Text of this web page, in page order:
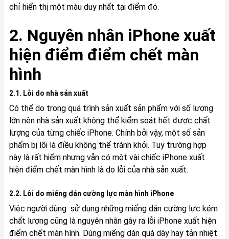
chỉ hiển thị một màu duy nhất tại điểm đó.
2. Nguyên nhân iPhone xuất
hiện điểm điểm chết màn
hình
2.1. Lỗi do nhà sản xuất
Có thể do trong quá trình sản xuất sản phẩm với số lượng
lớn nên nhà sản xuất không thể kiểm soát hết được chất
lượng của từng chiếc iPhone. Chính bởi vậy, một số sản
phẩm bị lỗi là điều không thể tránh khỏi. Tuy trường hợp
này là rất hiếm nhưng vẫn có một vài chiếc iPhone xuất
hiện điểm chết màn hình là do lỗi của nhà sản xuất.
2.2. Lỗi do miếng dán cường lực màn hình iPhone
Việc người dùng sử dụng những miếng dán cường lực kém
chất lượng cũng là nguyên nhân gây ra lỗi iPhone xuất hiện
điểm chết màn hình. Dùng miếng dán quá dày hay tản nhiệt